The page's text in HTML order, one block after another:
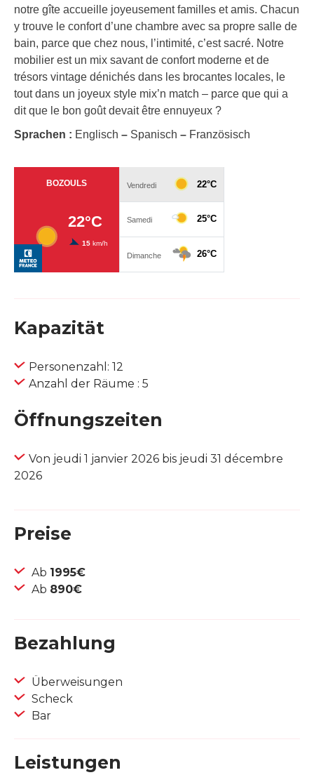
notre gîte accueille joyeusement familles et amis. Chacun
y trouve le confort d’une chambre avec sa propre salle de
bain, parce que chez nous, l’intimité, c’est sacré. Notre
mobilier est un mix savant de confort moderne et de
trésors vintage dénichés dans les brocantes locales, le
tout dans un joyeux style mix’n match – parce que qui a
dit que le bon goût devait être ennuyeux ?
Sprachen : Englisch – Spanisch – Französisch
Kapazität
Personenzahl: 12
Anzahl der Räume : 5
Öffnungszeiten
Von jeudi 1 janvier 2026 bis jeudi 31 décembre
2026
Preise
Ab 1995€
Ab 890€
Bezahlung
Überweisungen
Scheck
Bar
Leistungen